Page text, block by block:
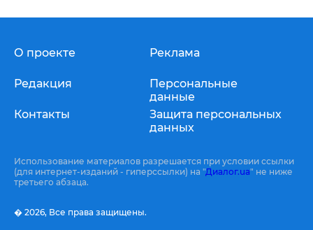
О проекте
Редакция
Контакты
Реклама
Персональные
данные
Защита персональных
данных
Использование материалов разрешается при условии ссылки
(для интернет-изданий - гиперссылки) на "Диалог.ua" не ниже
третьего абзаца.
� 2026, Все права защищены.